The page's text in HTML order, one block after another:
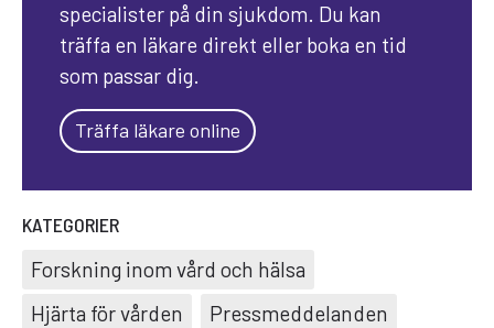
specialister på din sjukdom. Du kan
träffa en läkare direkt eller boka en tid
som passar dig.
Träffa läkare online
KATEGORIER
Forskning inom vård och hälsa
Hjärta för vården
Pressmeddelanden